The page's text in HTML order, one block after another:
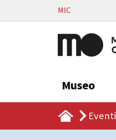
Vai al contenutoMIC
Museo
Eventi